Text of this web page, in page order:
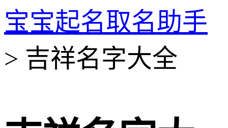
宝宝起名取名助手
> 吉祥名字大全